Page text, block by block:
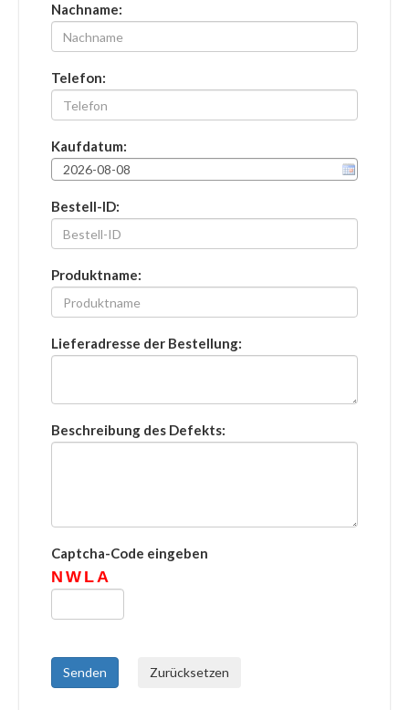
Nachname:
Telefon:
Kaufdatum:
Bestell-ID:
Produktname:
Lieferadresse der Bestellung:
Beschreibung des Defekts:
Captcha-Code eingeben
NWLA